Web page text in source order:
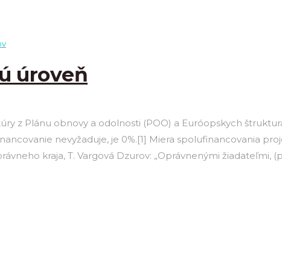
úroveň
z Plánu obnovy a odolnosti (POO) a Euróopskych
nevyžaduje, je 0%.[1] Miera spolufinancovania
kraja, T. Vargová Dzurov: „Oprávnenými žiadateľmi,